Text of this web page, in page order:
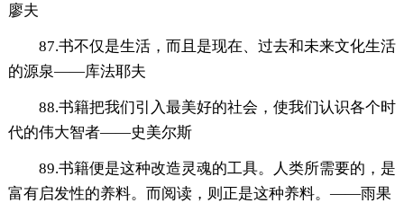
廖夫
87.书不仅是生活，而且是现在、过去和未来文化生活
的源泉——库法耶夫
88.书籍把我们引入最美好的社会，使我们认识各个时
代的伟大智者——史美尔斯
89.书籍便是这种改造灵魂的工具。人类所需要的，是
富有启发性的养料。而阅读，则正是这种养料。——雨果